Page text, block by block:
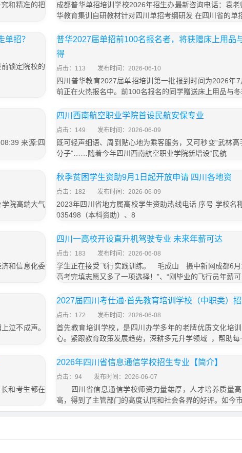
和精准的把
成都普华单招培训学校2026年招生办最新咨询电话：袁
华教育集训自研教材针对四川单招考纲研发 在四川省的单
招？
锁定院校的
普华2027届单招前100名报名者，将获赠床上用品
得
点击：113 发布时间：2026-06-10
四川普华教育2027届单招培训第一批报到时间为2026年
前正在火热报名中。前100名报名的同学赠送床上用品与
来源:四
四川西南航空职业学院首设民航安保专业
点击：149 发布时间：2026-06-09
既可轻声细语、周到贴心地为乘客服务，又可秒变“武林
分子”……随着今年四川西南航空职业学院新增设“民航
院高端大气
秋季贫困学生资助9月1日起开放申请 四川各地资
点击：182 发布时间：2026-06-09
2023年四川省地方属高校学生资助热线电话 序号 学校名
035498（本科资助）、8
和信息化委
四川一高校开设直升机驾驶专业 未来年薪可达
点击：183 发布时间：2026-06-08
学生正在接受飞行实践训练。 毛成山 摄中新网成都6月
高考完填志愿又多了一项选择！”、“刚毕业的飞行员年薪可
泣不成声。
2027届四川考仕通·首先教育培训学校（中职类）
点击：172 发布时间：2026-06-08
首先教育培训学校，是四川办学多年的老牌优质文化培
心。紧跟教育政策发展趋势，深耕多元升学领域 ，帮助每
和考生都在
2026年四川省信息通信学校招生专业【简介】
点击：94 发布时间：2026-06-07
四川省信息通信学校师资力量雄厚，人才培养质量高
高，得到了主管部门的高度认同和社会各界的好评。如今